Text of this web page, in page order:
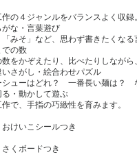
の４ジャンルをバランスよく収録
がな・言葉遊び
みそ」など、思わず書きたくな
での数
をかぞえたり、比べたりしながら
いさがし・絵合わせパズル
シューはどれ？ 一番長い麺は？
・動かして遊ぶ
で、手指の巧緻性を育みます。
けいこシールつき
くボードつき